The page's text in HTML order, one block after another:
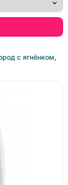
с ягнёнком,